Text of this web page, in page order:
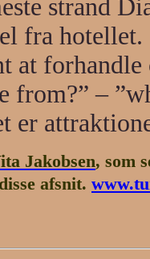
strand
fra
at
from?” –
er
Jakobsen, som
afsnit.